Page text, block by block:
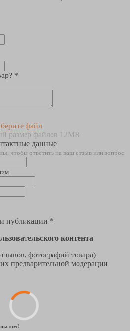
*
файл
размер файлов 12MB
данные
чтобы ответить на ваш отзыв или вопрос
публикации *
контента
фотографий товара)
предварительной модерации